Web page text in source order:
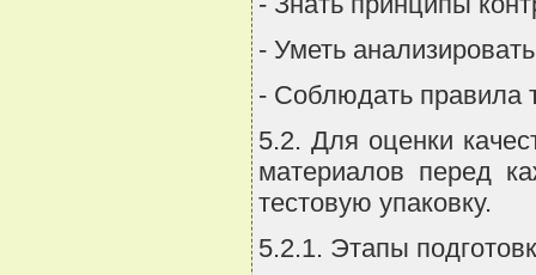
- Уметь
- Соблюдать правила
5.2. Для оценки
материалов перед
тестовую упаковку.
5.2.1. Этапы